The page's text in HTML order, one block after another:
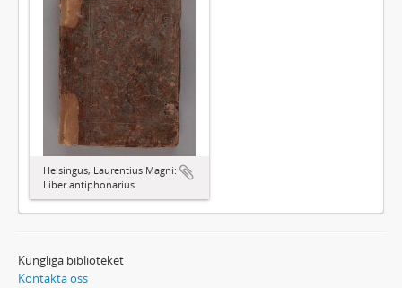
Helsingus, Laurentius Magni:
Liber antiphonarius
Kungliga biblioteket
Kontakta oss